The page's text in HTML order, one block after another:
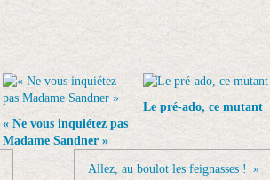
« Ne vous inquiétez pas
Madame Sandner »
Le pré-ado, ce mutant
Allez, au boulot les feignasses !